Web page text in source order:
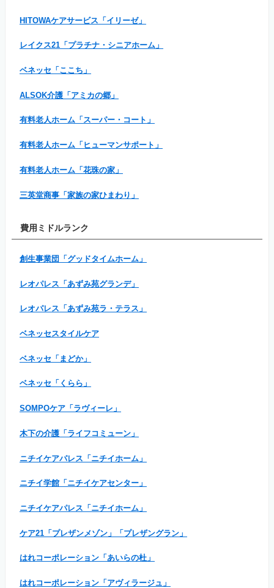
HITOWAケアサービス「イリーゼ」
レイクス21「プラチナ・シニアホーム」
ベネッセ「ここち」
ALSOK介護「アミカの郷」
有料老人ホーム「スーパー・コート」
有料老人ホーム「ヒューマンサポート」
有料老人ホーム「花珠の家」
三英堂商事「家族の家ひまわり」
費用ミドルランク
創生事業団「グッドタイムホーム」
レオパレス「あずみ苑グランデ」
レオパレス「あずみ苑ラ・テラス」
ベネッセスタイルケア
ベネッセ「まどか」
ベネッセ「くらら」
SOMPOケア「ラヴィーレ」
木下の介護「ライフコミューン」
ニチイケアパレス「ニチイホーム」
ニチイ学館「ニチイケアセンター」
ニチイケアパレス「ニチイホーム」
ケア21「プレザンメゾン」「プレザングラン」
はれコーポレーション「あいらの杜」
はれコーポレーション「アヴィラージュ」